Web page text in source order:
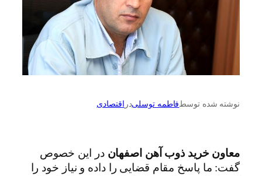
نوشته شده توسطفاطمه توسلیدر اقتصادی
معاون خرید ذوب آهن اصفهان در این خصوص
گفت: ما پاسخ مقام قضایی را داده و نیاز خود را